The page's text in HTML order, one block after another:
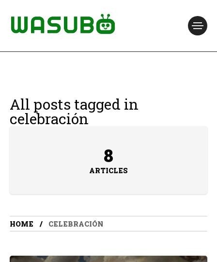
All posts tagged in
celebración
8
ARTICLES
HOME CELEBRACIÓN